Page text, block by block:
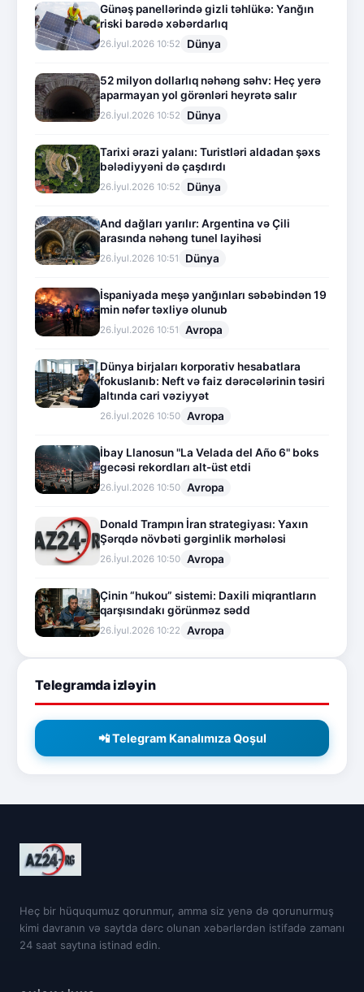
Günəş panellərində gizli təhlükə: Yanğın
riski barədə xəbərdarlıq
26.İyul.2026 10:52 Dünya
52 milyon dollarlıq nəhəng səhv: Heç yerə
aparmayan yol görənləri heyrətə salır
26.İyul.2026 10:52 Dünya
Tarixi ərazi yalanı: Turistləri aldadan şəxs
bələdiyyəni də çaşdırdı
26.İyul.2026 10:52 Dünya
And dağları yarılır: Argentina və Çili
arasında nəhəng tunel layihəsi
26.İyul.2026 10:51 Dünya
İspaniyada meşə yanğınları səbəbindən 19
min nəfər təxliyə olunub
26.İyul.2026 10:51 Avropa
Dünya birjaları korporativ hesabatlara
fokuslanıb: Neft və faiz dərəcələrinin təsiri
altında cari vəziyyət
26.İyul.2026 10:50 Avropa
İbay Llanosun "La Velada del Año 6" boks
gecəsi rekordları alt-üst etdi
26.İyul.2026 10:50 Avropa
Donald Trampın İran strategiyası: Yaxın
Şərqdə növbəti gərginlik mərhələsi
26.İyul.2026 10:50 Avropa
Çinin “hukou” sistemi: Daxili miqrantların
qarşısındakı görünməz sədd
26.İyul.2026 10:22 Avropa
Telegramda izləyin
📲 Telegram Kanalımıza Qoşul
Heç bir hüququmuz qorunmur, amma siz yenə də qorunurmuş
kimi davranın və saytda dərc olunan xəbərlərdən istifadə zamanı
24 saat saytına istinad edin.